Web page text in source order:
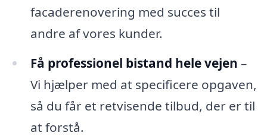
facaderenovering med succes til
andre af vores kunder.
Få professionel bistand hele vejen –
Vi hjælper med at specificere opgaven,
så du får et retvisende tilbud, der er til
at forstå.